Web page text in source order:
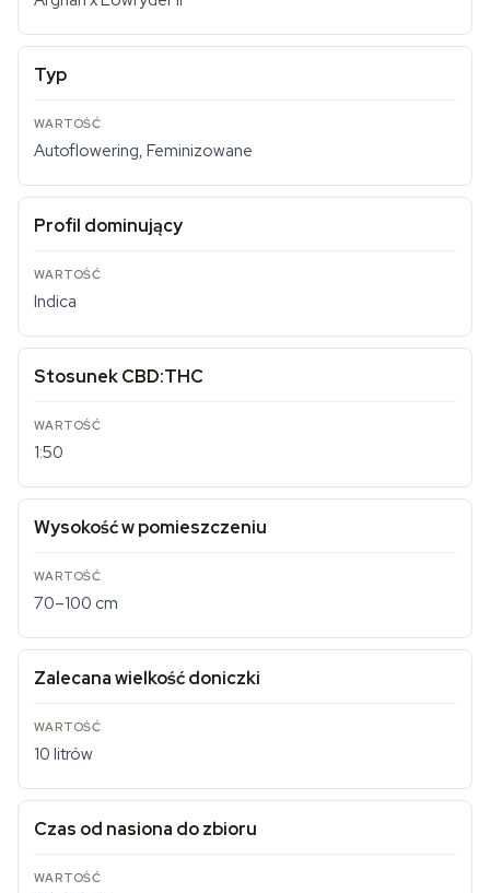
Typ
Autoflowering, Feminizowane
Profil dominujący
Indica
Stosunek CBD:THC
1:50
Wysokość w pomieszczeniu
70–100 cm
Zalecana wielkość doniczki
10 litrów
Czas od nasiona do zbioru